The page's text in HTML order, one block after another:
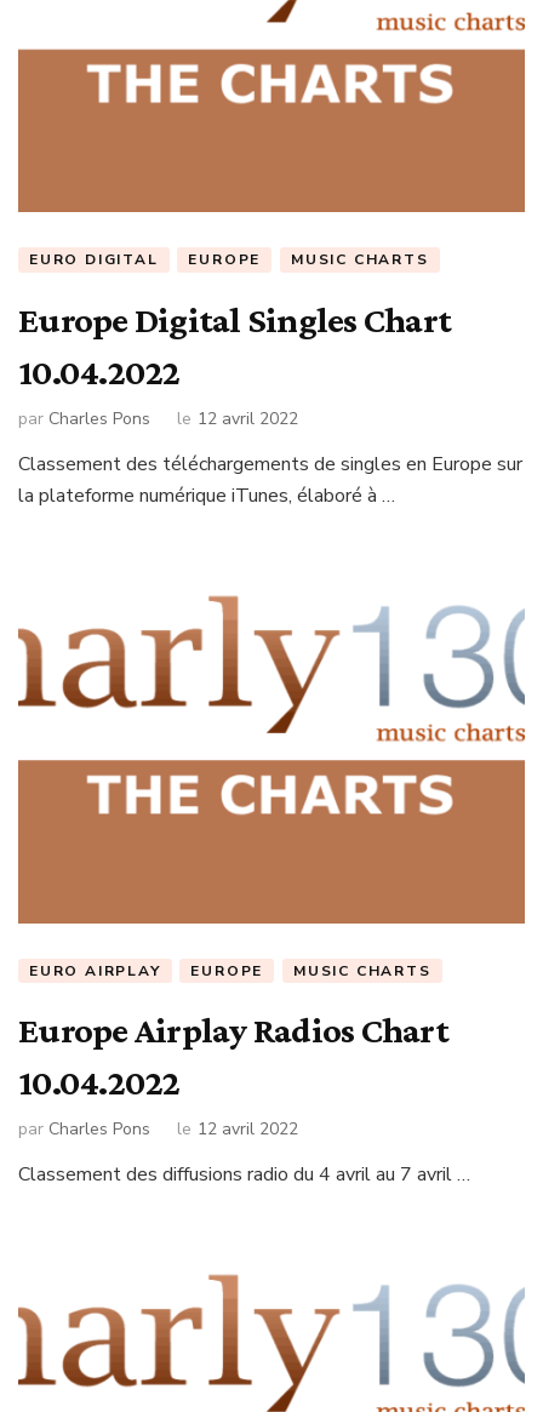
EURO DIGITAL EUROPE MUSIC CHARTS
Europe Digital Singles Chart
10.04.2022
par Charles Pons le 12 avril 2022
Classement des téléchargements de singles en Europe sur
la plateforme numérique iTunes, élaboré à …
EURO AIRPLAY EUROPE MUSIC CHARTS
Europe Airplay Radios Chart
10.04.2022
par Charles Pons le 12 avril 2022
Classement des diffusions radio du 4 avril au 7 avril …